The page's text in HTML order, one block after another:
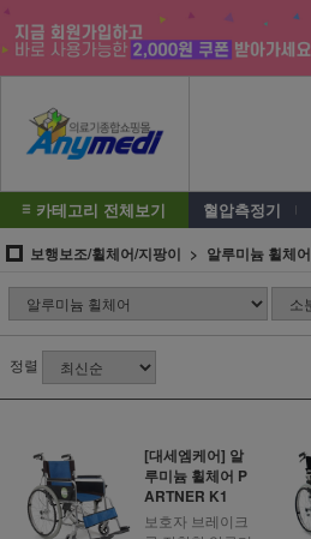
카테고리 전체보기 혈압측정기
보행보조/휠체어/지팡이 알루미늄 휠체어
정렬
[대세엠케어] 알
루미늄 휠체어 P
ARTNER K1
보호자 브레이크